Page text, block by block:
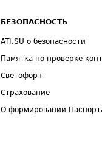
БЕЗОПАСНОСТЬ
ATI.SU о безопасности
Памятка по проверке
Светофор+
Страхование
О формировании